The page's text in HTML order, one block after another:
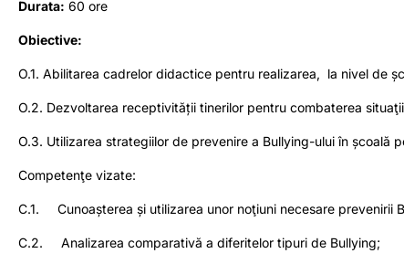
Durata: 60 ore
Obiective:
O.1. Abilitarea cadrelor didactice pentru realizarea, la nivel de
O.2. Dezvoltarea receptivității tinerilor pentru combaterea
O.3. Utilizarea strategiilor de prevenire a Bullying-ului în școală
Competenţe vizate:
C.1. Cunoașterea și utilizarea unor noţiuni necesare prevenirii
C.2. Analizarea comparativă a diferitelor tipuri de Bullying;